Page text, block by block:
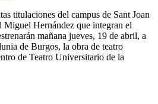
titulaciones del campus de Sant Joan
Miguel Hernández que integran el
mañana jueves, 19 de abril, a
de Burgos, la obra de teatro
de Teatro Universitario de la